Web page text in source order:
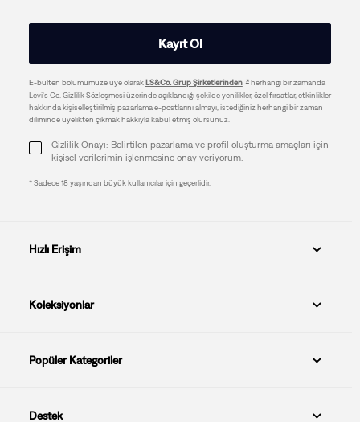
Kayıt Ol
E-bülten bölümümüze üye olarakLS&Co. Grup Şirketlerinden
herhangi bir zamanda
Levi's Co. Gizlilik Sözleşmesi üzerinde açıklandığı şekilde yenilikler, özel fırsatlar, etkinlikler
hakkında kişiselleştirilmiş pazarlama e-postlarını almayı, istediğiniz herhangi bir zaman
diliminde üyelikten çıkmak hakkıyla kabul etmiş olursunuz.
Gizlilik Onayı: Belirtilen pazarlama ve profil oluşturma amaçları için
kişisel verilerimin işlenmesine onay veriyorum.
* Sadece 18 yaşından büyük kullanıcılar için geçerlidir.
Hızlı Erişim
Koleksiyonlar
Popüler Kategoriler
Destek